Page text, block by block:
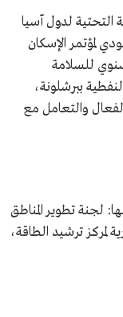
التحتية لدول آسيا
لمؤتمر الإسكان
للسلامة
ببرشلونة،
والتعامل مع
تطوير المناطق
لمركز ترشيد الطاقة،